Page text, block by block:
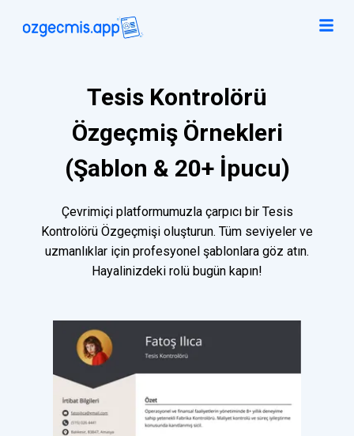
Tesis Kontrolörü
Özgeçmiş Örnekleri
(Şablon & 20+ İpucu)
Çevrimiçi platformumuzla çarpıcı bir Tesis
Kontrolörü Özgeçmişi oluşturun. Tüm seviyeler ve
uzmanlıklar için profesyonel şablonlara göz atın.
Hayalinizdeki rolü bugün kapın!